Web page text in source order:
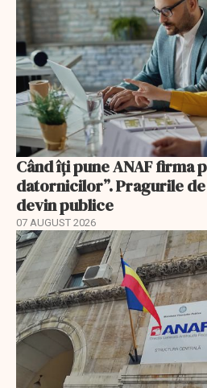
Când îți pune ANAF firma
datornicilor”. Pragurile
devin publice
07 AUGUST 2026